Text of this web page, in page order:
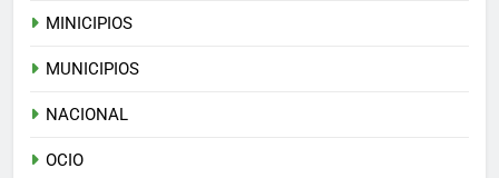
MINICIPIOS
MUNICIPIOS
NACIONAL
OCIO